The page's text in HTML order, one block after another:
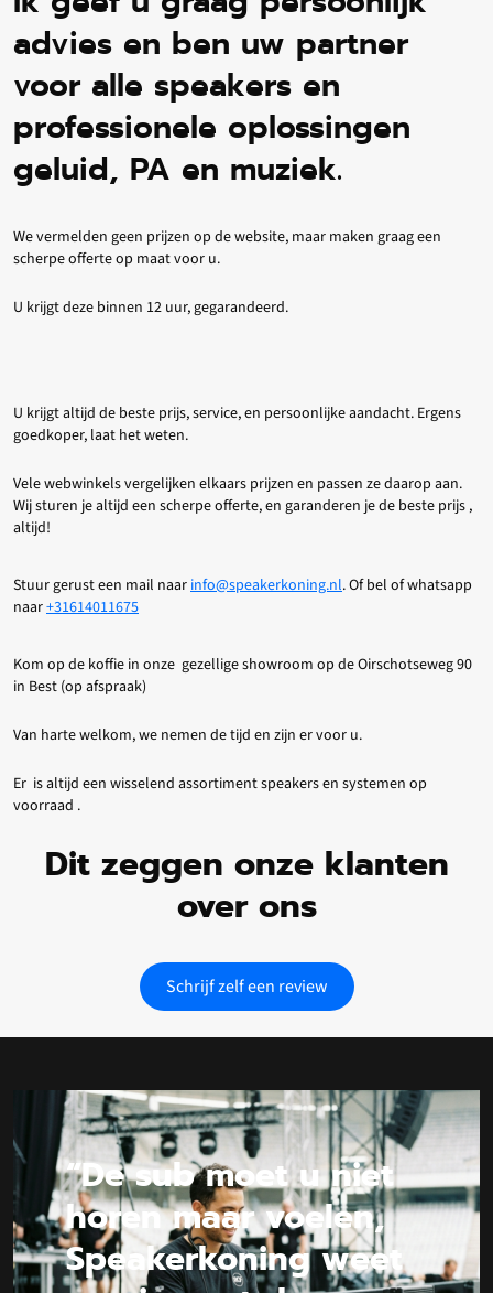
advies en ben uw partner
voor alle speakers en
professionele oplossingen
geluid, PA en muziek.
We vermelden geen prijzen op de website, maar maken graag een
scherpe offerte op maat voor u.
U krijgt deze binnen 12 uur, gegarandeerd.
U krijgt altijd de beste prijs, service, en persoonlijke aandacht. Ergens
goedkoper, laat het weten.
Vele webwinkels vergelijken elkaars prijzen en passen ze daarop aan.
Wij sturen je altijd een scherpe offerte, en garanderen je de beste prijs ,
altijd!
Stuur gerust een mail naar info@speakerkoning.nl. Of bel of whatsapp
naar+31614011675
Kom op de koffie in onze gezellige showroom op de Oirschotseweg 90
in Best (op afspraak)
Van harte welkom, we nemen de tijd en zijn er voor u.
Er is altijd een wisselend assortiment speakers en systemen op
voorraad .
Dit zeggen onze klanten
over ons
Schrijf zelf een review
“De sub moet u niet
horen maar voelen,
Speakerkoning weet